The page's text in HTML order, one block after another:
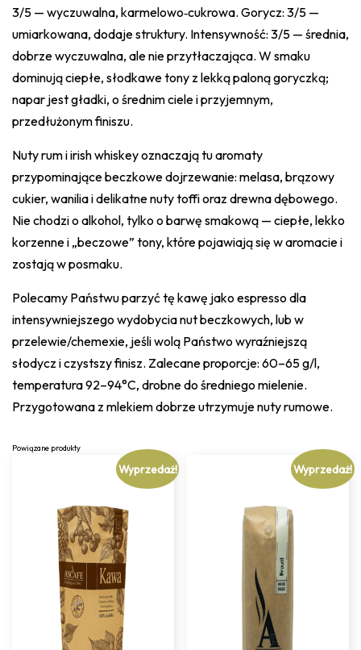
3/5 — wyczuwalna, karmelowo‑cukrowa. Gorycz: 3/5 —
umiarkowana, dodaje struktury. Intensywność: 3/5 — średnia,
dobrze wyczuwalna, ale nie przytłaczająca. W smaku
dominują ciepłe, słodkawe tony z lekką paloną goryczką;
napar jest gładki, o średnim ciele i przyjemnym,
przedłużonym finiszu.
Nuty rum i irish whiskey oznaczają tu aromaty
przypominające beczkowe dojrzewanie: melasa, brązowy
cukier, wanilia i delikatne nuty toffi oraz drewna dębowego.
Nie chodzi o alkohol, tylko o barwę smakową — ciepłe, lekko
korzenne i „beczowe” tony, które pojawiają się w aromacie i
zostają w posmaku.
Polecamy Państwu parzyć tę kawę jako espresso dla
intensywniejszego wydobycia nut beczkowych, lub w
przelewie/chemexie, jeśli wolą Państwo wyraźniejszą
słodycz i czystszy finisz. Zalecane proporcje: 60–65 g/l,
temperatura 92–94°C, drobne do średniego mielenie.
Przygotowana z mlekiem dobrze utrzymuje nuty rumowe.
Powiązane produkty
Wyprzedaż! Wyprzedaż!